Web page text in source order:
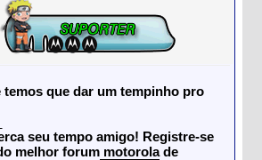
temos que dar um tempinho pro
seu tempo amigo! Registre-se
melhor forum motorola de